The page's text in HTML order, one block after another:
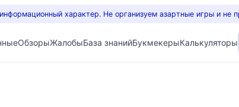
характер. Не организуем азартные игры и не
ОбзорыЖалобыБаза знанийБукмекерыКалькуляторы